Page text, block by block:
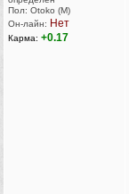
Пол: Otoko (M)
Он-лайн: Нет
Карма: +0.17